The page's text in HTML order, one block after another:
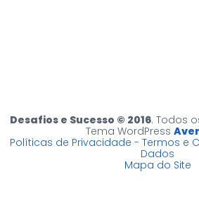
Desafios e Sucesso © 2016. Todos
Tema WordPress
Políticas de Privacidade - Termos e
Dados
Mapa do Site